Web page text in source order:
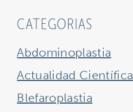
CATEGORIAS
Abdominoplastia
Actualidad Científica
Blefaroplastia